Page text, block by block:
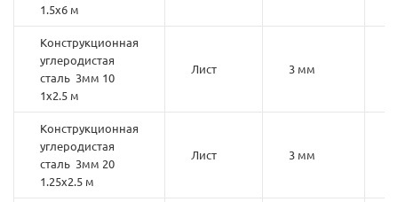
1.5х6 м
Конструкционная
углеродистая
сталь 3мм 10
1х2.5 м
Лист 3 мм
Конструкционная
углеродистая
сталь 3мм 20
1.25х2.5 м
Лист 3 мм